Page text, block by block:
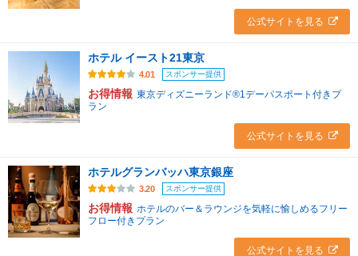
公式サイトを見る
ホテル イースト21東京
4.01 スポンサー提供
お得情報 東京ディズニーランド®1デーパスポート付きプ
ラン
公式サイトを見る
ホテルグランバッハ東京銀座
3.20 スポンサー提供
お得情報 ホテルのバー＆ラウンジを気軽に愉しめるフリー
フロー付きプラン
公式サイトを見る